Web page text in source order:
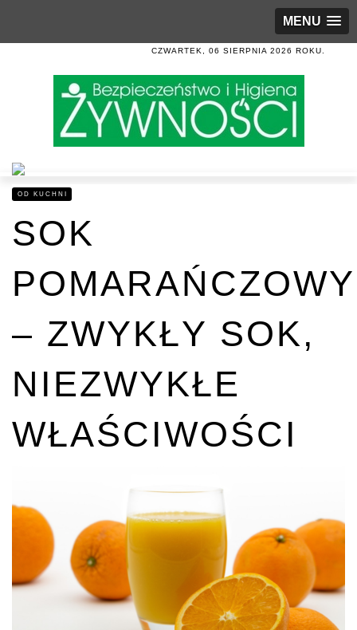
MENU
CZWARTEK, 06 SIERPNIA 2026 ROKU.
OD KUCHNI
SOK
POMARAŃCZOWY
– ZWYKŁY SOK,
NIEZWYKŁE
WŁAŚCIWOŚCI